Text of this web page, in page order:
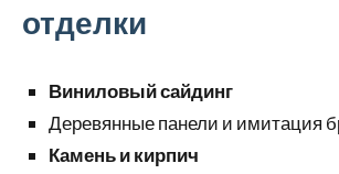
отделки
Виниловый сайдинг
Деревянные панели и имитация
Камень и кирпич